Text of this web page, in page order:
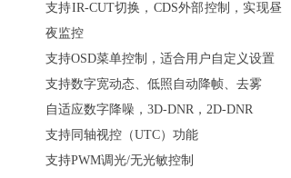
支持IR-CUT切换，CDS外部控制，实现昼
夜监控
支持OSD菜单控制，适合用户自定义设置
支持数字宽动态、低照自动降帧、去雾
自适应数字降噪，3D-DNR，2D-DNR
支持同轴视控（UTC）功能
支持PWM调光/无光敏控制